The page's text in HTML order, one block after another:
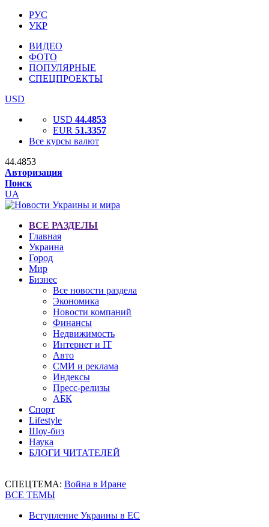
РУС
УКР
ВИДЕО
ФОТО
ПОПУЛЯРНЫЕ
СПЕЦПРОЕКТЫ
USD
USD 44.4853
EUR 51.3357
Все курсы валют
44.4853
Авторизация
Поиск
UA
ВСЕ РАЗДЕЛЫ
Главная
Украина
Город
Мир
Бизнес
Все новости раздела
Экономика
Новости компаний
Финансы
Недвижимость
Интернет и IT
Авто
СМИ и реклама
Индексы
Пресс-релизы
АБК
Спорт
Lifestyle
Шоу-биз
Наука
БЛОГИ ЧИТАТЕЛЕЙ
СПЕЦТЕМА: Война в Иране
ВСЕ ТЕМЫ
Вступление Украины в ЕС